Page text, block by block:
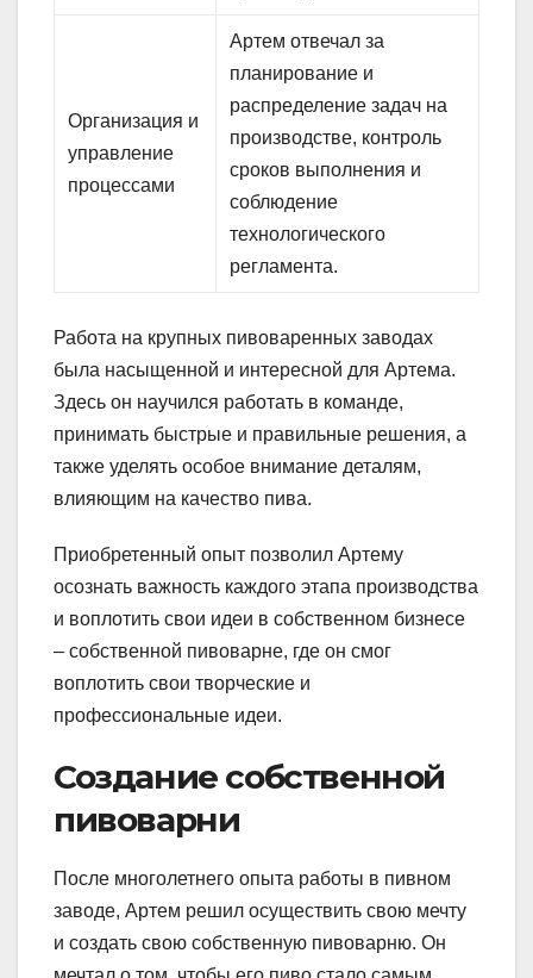
Организация и
управление
процессами
Артем отвечал за
планирование и
распределение задач на
производстве, контроль
сроков выполнения и
соблюдение
технологического
регламента.
Работа на крупных пивоваренных заводах
была насыщенной и интересной для Артема.
Здесь он научился работать в команде,
принимать быстрые и правильные решения, а
также уделять особое внимание деталям,
влияющим на качество пива.
Приобретенный опыт позволил Артему
осознать важность каждого этапа производства
и воплотить свои идеи в собственном бизнесе
– собственной пивоварне, где он смог
воплотить свои творческие и
профессиональные идеи.
Создание собственной
пивоварни
После многолетнего опыта работы в пивном
заводе, Артем решил осуществить свою мечту
и создать свою собственную пивоварню. Он